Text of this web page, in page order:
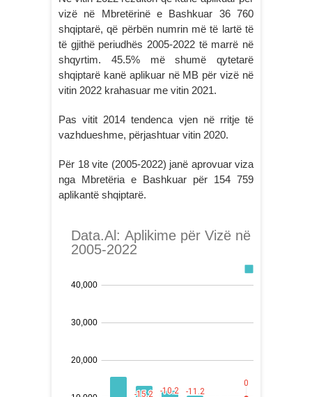
vizë në Mbretërinë e Bashkuar 36 760
shqiptarë, që përbën numrin më të lartë të
të gjithë periudhës 2005-2022 të marrë në
shqyrtim. 45.5% më shumë qytetarë
shqiptarë kanë aplikuar në MB për vizë në
vitin 2022 krahasuar me vitin 2021.
Pas vitit 2014 tendenca vjen në rritje të
vazhdueshme, përjashtuar vitin 2020.
Për 18 vite (2005-2022) janë aprovuar viza
nga Mbretëria e Bashkuar për 154 759
aplikantë shqiptarë.